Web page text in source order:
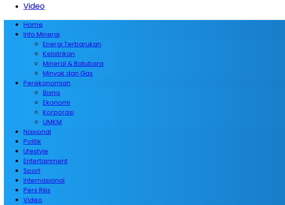
Video
Home
Info Minergi
Energi Terbarukan
Kelistrikan
Mineral & Batubara
Minyak dan Gas
Perekonomian
Bisnis
Ekonomi
Korporasi
UMKM
Nasional
Politik
Lifestyle
Entertainment
Sport
Internasional
Pers Rilis
Video